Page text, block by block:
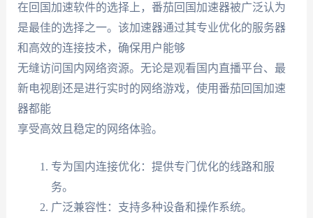
在回国加速软件的选择上，番茄回国加速器被广泛认为
是最佳的选择之一。该加速器通过其专业优化的服务器
和高效的连接技术，确保用户能够
无缝访问国内网络资源。无论是观看国内直播平台、最
新电视剧还是进行实时的网络游戏，使用番茄回国加速
器都能
享受高效且稳定的网络体验。
专为国内连接优化：提供专门优化的线路和服
务。
广泛兼容性：支持多种设备和操作系统。